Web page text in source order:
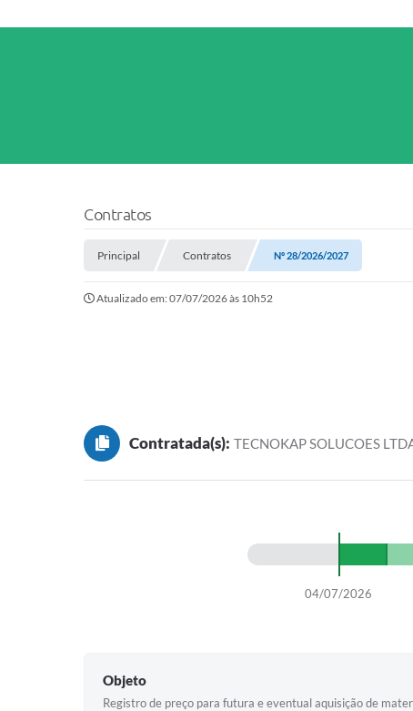
Contratos
Principal Contratos Nº 28/2026/2027
Atualizado em: 07/07/2026 às 10h52
Contratada(s): TECNOKAP SOLUCOES
04/07/2026
Objeto
Registro de preço para futura e eventual aquisição de